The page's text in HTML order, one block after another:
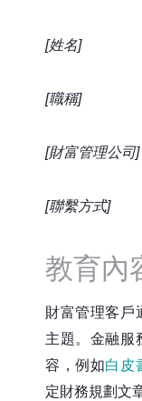
[姓名]
[職稱]
[財富管理公司]
[聯繫方式]
教育內
財富管理客戶
主題。金融服
容，例如白皮
定財務規劃文